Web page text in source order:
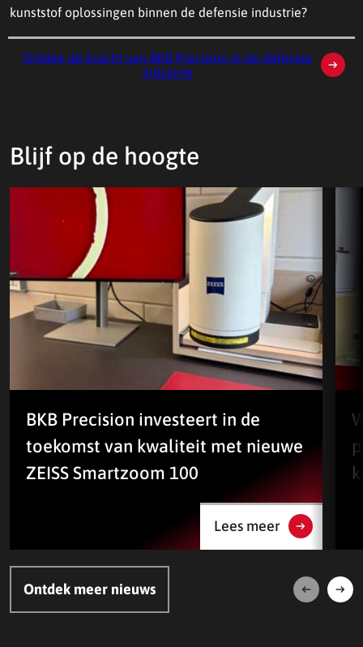
kunststof oplossingen binnen de defensie industrie?
Ontdek de kracht van BKB Precision in de defensie
industrie
Blijf op de hoogte
BKB Precision investeert in de
toekomst van kwaliteit met nieuwe
ZEISS Smartzoom 100
Lees meer
Ontdek meer nieuws Volgende